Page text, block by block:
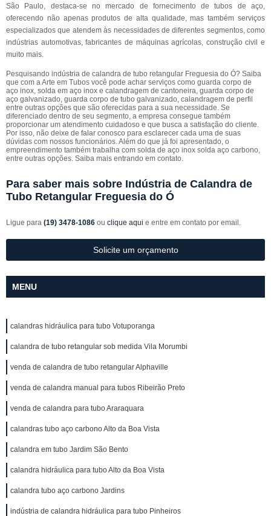
São Paulo, destaca-se no mercado de fornecimento de tubos de aço,
oferecendo não apenas produtos de alta qualidade, mas também serviços
especializados que atendem às necessidades de diferentes segmentos, como
indústrias automotivas, fabricantes de máquinas agrícolas, construção civil e
muito mais.
Pesquisando indústria de calandra de tubo retangular Freguesia do Ó? Saiba
que com a Arte em Tubos você pode achar serviços como guarda corpo de
aço inox, solda em aço inox e calandragem de cantoneira, guarda corpo de
aço galvanizado, guarda corpo de tubo galvanizado, calandragem de perfil
entre outras opções que são oferecidas para a sua necessidade. Se
diferenciado dentro de seu segmento, a empresa consegue também
proporcionar um atendimento cuidadoso e que busca a satisfação do cliente.
Por isso, não deixe de falar conosco para esclarecer cada uma de suas
dúvidas com nossos funcionários. Além do que já foi apresentado, o
empreendimento também trabalha com solda de aço inox solda aço carbono,
entre outras opções. Saiba mais entrando em contato.
Para saber mais sobre Indústria de Calandra de
Tubo Retangular Freguesia do Ó
Ligue para (19) 3478-1086 ou clique aqui e entre em contato por email.
Solicite um orçamento
MENU
calandras hidráulica para tubo Votuporanga
calandra de tubo retangular sob medida Vila Morumbi
venda de calandra de tubo retangular Alphaville
venda de calandra manual para tubos Ribeirão Preto
venda de calandra para tubo Araraquara
calandras tubo aço carbono Alto da Boa Vista
calandra em tubo Jardim São Bento
calandra hidráulica para tubo Alto da Boa Vista
calandra tubo aço carbono Jardins
indústria de calandra hidráulica para tubo Pinheiros